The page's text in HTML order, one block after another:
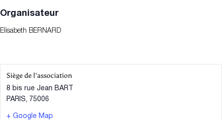
Organisateur
Elisabeth BERNARD
Siège de l’association
8 bis rue Jean BART
PARIS, 75006
+ Google Map